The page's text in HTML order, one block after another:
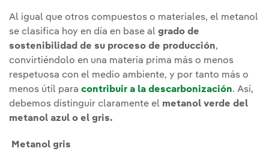
Al igual que otros compuestos o materiales, el metanol
se clasifica hoy en día en base al grado de
sostenibilidad de su proceso de producción,
convirtiéndolo en una materia prima más o menos
respetuosa con el medio ambiente, y por tanto más o
menos útil para contribuir a la descarbonización. Así,
debemos distinguir claramente el metanol verde del
metanol azul o el gris.
Metanol gris